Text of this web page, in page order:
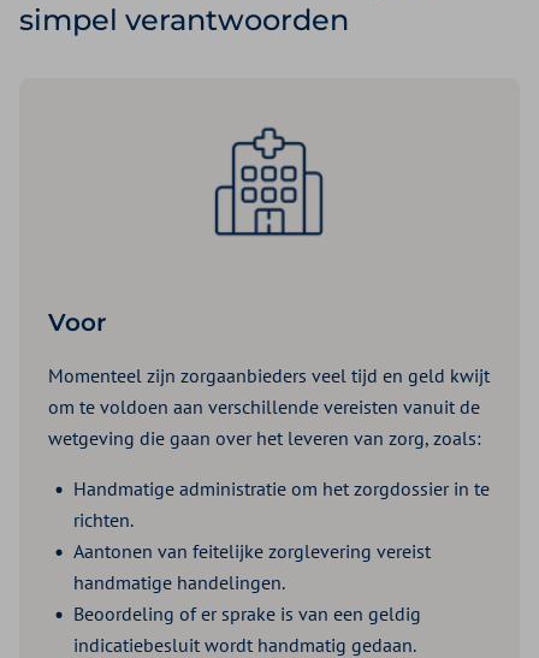
simpel verantwoorden
Voor
Momenteel zijn zorgaanbieders veel tijd en geld kwijt
om te voldoen aan verschillende vereisten vanuit de
wetgeving die gaan over het leveren van zorg, zoals:
Handmatige administratie om het zorgdossier in te
richten.
Aantonen van feitelijke zorglevering vereist
handmatige handelingen.
Beoordeling of er sprake is van een geldig
indicatiebesluit wordt handmatig gedaan.